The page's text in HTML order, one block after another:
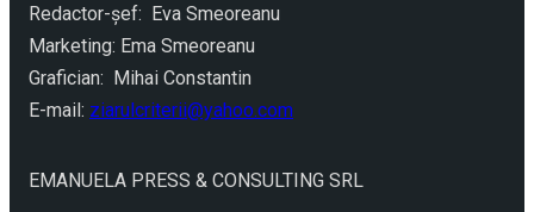
Redactor-şef: Eva Smeoreanu
Marketing: Ema Smeoreanu
Grafician: Mihai Constantin
E-mail: ziarulcriterii@yahoo.com
EMANUELA PRESS & CONSULTING SRL